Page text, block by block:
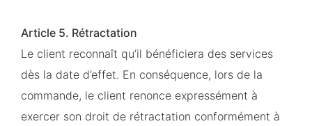
Article 5. Rétractation
Le client reconnaît qu’il bénéficiera des services
dès la date d’effet. En conséquence, lors de la
commande, le client renonce expressément à
exercer son droit de rétractation conformément à